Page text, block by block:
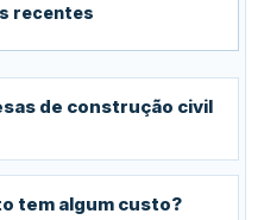
recentes
de construção civil
tem algum custo?